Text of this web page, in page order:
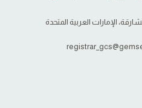
الإمارات العربية المتحدة